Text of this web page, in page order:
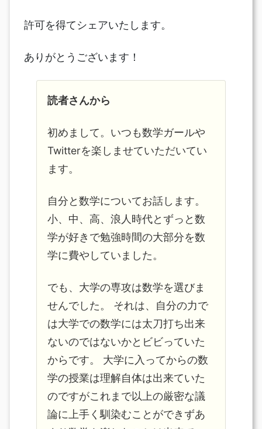
許可を得てシェアいたします。
ありがとうございます！
読者さんから
初めまして。いつも数学ガールや
Twitterを楽しませていただいてい
ます。
自分と数学についてお話します。
小、中、高、浪人時代とずっと数
学が好きで勉強時間の大部分を数
学に費やしていました。
でも、大学の専攻は数学を選びま
せんでした。 それは、自分の力で
は大学での数学には太刀打ち出来
ないのではないかとビビっていた
からです。 大学に入ってからの数
学の授業は理解自体は出来ていた
のですがこれまで以上の厳密な議
論に上手く馴染むことができずあ